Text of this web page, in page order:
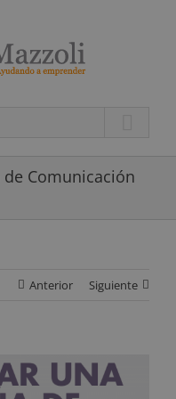
Comunicación
Anterior Siguiente